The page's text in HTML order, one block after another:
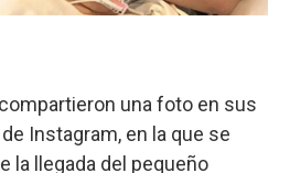
una foto en sus
Instagram, en la que se
la llegada del pequeño